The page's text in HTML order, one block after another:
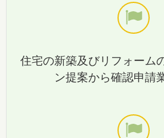
住宅の新築及びリフォーム
ン提案から確認申請